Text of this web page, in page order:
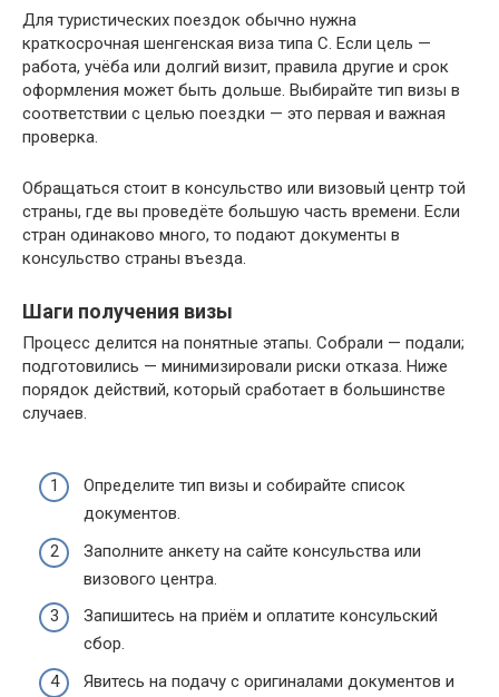
Для туристических поездок обычно нужна
краткосрочная шенгенская виза типа С. Если цель —
работа, учёба или долгий визит, правила другие и срок
оформления может быть дольше. Выбирайте тип визы в
соответствии с целью поездки — это первая и важная
проверка.
Обращаться стоит в консульство или визовый центр той
страны, где вы проведёте большую часть времени. Если
стран одинаково много, то подают документы в
консульство страны въезда.
Шаги получения визы
Процесс делится на понятные этапы. Собрали — подали;
подготовились — минимизировали риски отказа. Ниже
порядок действий, который сработает в большинстве
случаев.
Определите тип визы и собирайте список
документов.
Заполните анкету на сайте консульства или
визового центра.
Запишитесь на приём и оплатите консульский
сбор.
Явитесь на подачу с оригиналами документов и